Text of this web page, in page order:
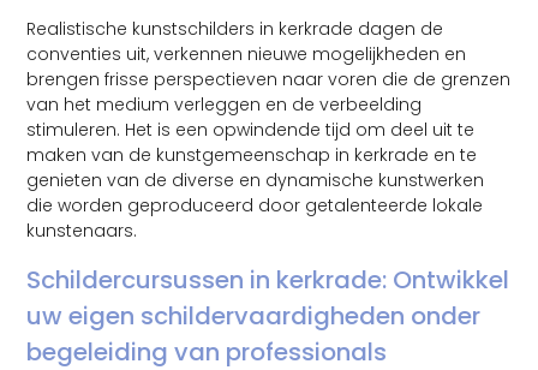
Realistische kunstschilders in kerkrade dagen de
conventies uit, verkennen nieuwe mogelijkheden en
brengen frisse perspectieven naar voren die de grenzen
van het medium verleggen en de verbeelding
stimuleren. Het is een opwindende tijd om deel uit te
maken van de kunstgemeenschap in kerkrade en te
genieten van de diverse en dynamische kunstwerken
die worden geproduceerd door getalenteerde lokale
kunstenaars.
Schildercursussen in kerkrade: Ontwikkel
uw eigen schildervaardigheden onder
begeleiding van professionals